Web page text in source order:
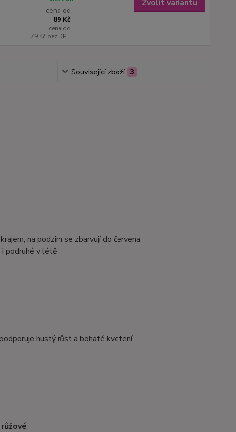
cena od
89 Kč
cena od
79 Kč bez DPH
Zvolit variantu
Související zboží 3
na podzim se zbarvují do červena
podruhé v létě
hustý růst a bohaté kvetení